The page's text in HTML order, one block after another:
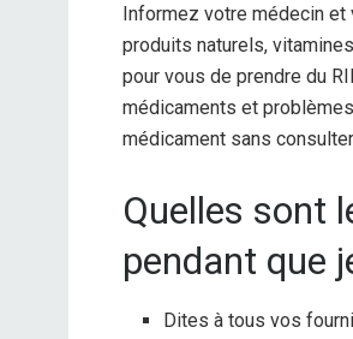
Informez votre médecin et
produits naturels,
pour vous de prendre du
médicaments et
médicament sans
Quelles sont
pendant que
Dites à tous vos